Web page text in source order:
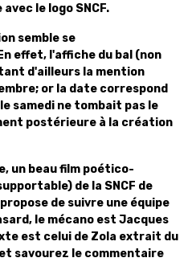
le logo SNCF.
semble se
effet, l'affiche du bal (non
d'ailleurs la mention
or la date correspond
samedi ne tombait pas le
postérieure à la création
un beau film poético-
de la SNCF de
de suivre une équipe
le mécano est Jacques
est celui de Zola extrait du
savourez le commentaire